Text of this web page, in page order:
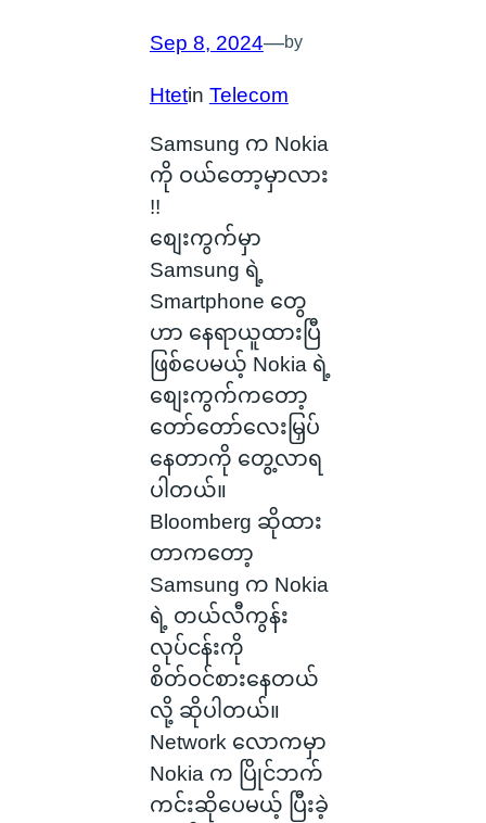
Sep 8, 2024—by
Htetin Telecom
Samsung က Nokia
ကို ဝယ်တော့မှာလား
!!
စျေးကွက်မှာ
Samsung ရဲ့
Smartphone တွေ
ဟာ နေရာယူထားပြီ
ဖြစ်ပေမယ့် Nokia ရဲ့
စျေးကွက်ကတော့
တော်တော်လေးမြှပ်
နေတာကို တွေ့လာရ
ပါတယ်။
Bloomberg ဆိုထား
တာကတော့
Samsung က Nokia
ရဲ့ တယ်လီကွန်း
လုပ်ငန်းကို
စိတ်ဝင်စားနေတယ်
လို့ ဆိုပါတယ်။
Network လောကမှာ
Nokia က ပြိုင်ဘက်
ကင်းဆိုပေမယ့် ပြီးခဲ့